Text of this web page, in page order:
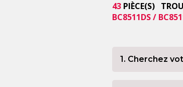
43 PIÈCE(S)
BC8511DS /
1. Cherchez